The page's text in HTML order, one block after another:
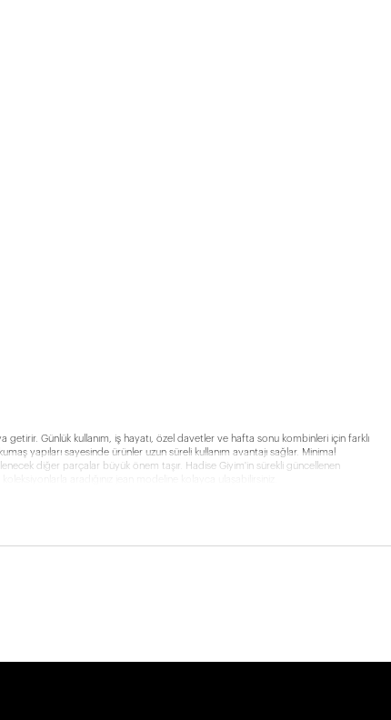
Günlük kullanım, iş hayatı, özel davetler ve hafta sonu kombinleri için farklı
yapıları sayesinde ürünler uzun süreli kullanım avantajı sağlar. Minimal
diğer parçalar büyük önem taşır. Hadise Giyim'in sürekli güncellenen
aradığınız jean modeline kolayca ulaşabilirsiniz.